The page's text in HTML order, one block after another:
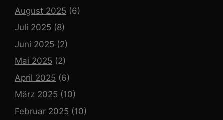
August 2025 (6)
Juli 2025 (8)
Juni 2025 (2)
Mai 2025 (2)
April 2025 (6)
März 2025 (10)
Februar 2025 (10)